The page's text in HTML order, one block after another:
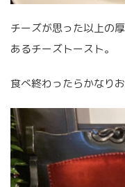
チーズが思った以上の
あるチーズトースト。
食べ終わったらかなり